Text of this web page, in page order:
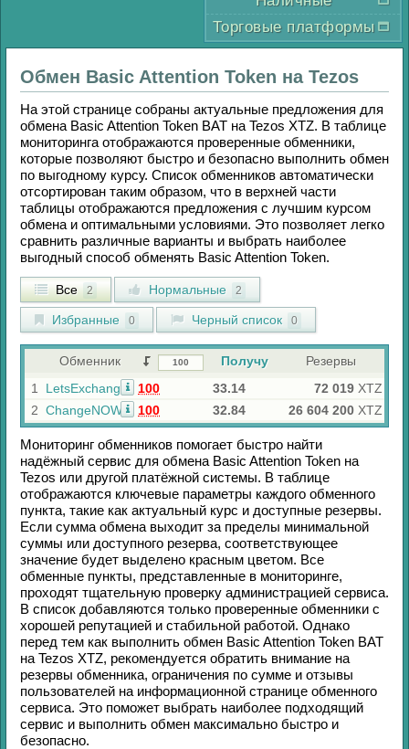
Торговые платформы
Обмен Basic Attention Token на Tezos
На этой странице собраны актуальные предложения для
обмена Basic Attention Token BAT на Tezos XTZ. В таблице
мониторинга отображаются проверенные обменники,
которые позволяют быстро и безопасно выполнить обмен
по выгодному курсу. Список обменников автоматически
отсортирован таким образом, что в верхней части
таблицы отображаются предложения с лучшим курсом
обмена и оптимальными условиями. Это позволяет легко
сравнить различные варианты и выбрать наиболее
выгодный способ обменять Basic Attention Token.
Все 2 Нормальные 2
Избранные 0 Черный список 0
Обменник Получу
Резервы
1
LetsExchange 100 33.14 72 019 XTZ
2 ChangeNOW 100 32.84 26 604 200 XTZ
Мониторинг обменников помогает быстро найти
надёжный сервис для обмена Basic Attention Token на
Tezos или другой платёжной системы. В таблице
отображаются ключевые параметры каждого обменного
пункта, такие как актуальный курс и доступные резервы.
Если сумма обмена выходит за пределы минимальной
суммы или доступного резерва, соответствующее
значение будет выделено красным цветом. Все
обменные пункты, представленные в мониторинге,
проходят тщательную проверку администрацией сервиса.
В список добавляются только проверенные обменники с
хорошей репутацией и стабильной работой. Однако
перед тем как выполнить обмен Basic Attention Token BAT
на Tezos XTZ, рекомендуется обратить внимание на
резервы обменника, ограничения по сумме и отзывы
пользователей на информационной странице обменного
сервиса. Это поможет выбрать наиболее подходящий
сервис и выполнить обмен максимально быстро и
безопасно.